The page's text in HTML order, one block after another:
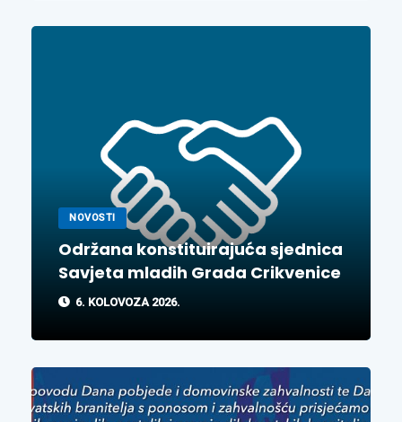
NOVOSTI
Održana konstituirajuća sjednica
Savjeta mladih Grada Crikvenice
6. KOLOVOZA 2026.